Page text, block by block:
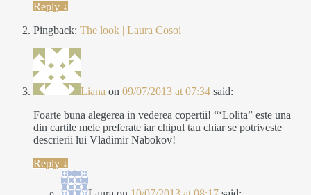
Reply ↓
Pingback: The look | Laura Cosoi
Liana on 09/07/2013 at 07:34 said:
Foarte buna alegerea in vederea copertii! “‘Lolita” este una
din cartile mele preferate iar chipul tau chiar se potriveste
descrierii lui Vladimir Nabokov!
Reply ↓